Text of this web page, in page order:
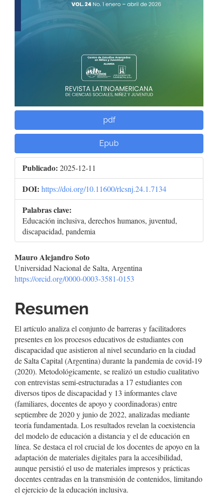
pdf
Epub
Publicado: 2025-12-11
DOI: https://doi.org/10.11600/rlcsnj.24.1.7134
Palabras clave:
Educación inclusiva, derechos humanos, juventud,
discapacidad, pandemia
Contenido
principal
artículo
Mauro Alejandro Soto
Universidad Nacional de Salta, Argentina
https://orcid.org/0000-0003-3581-0153
Resumen
El artículo analiza el conjunto de barreras y facilitadores
presentes en los procesos educativos de estudiantes con
discapacidad que asistieron al nivel secundario en la ciudad
de Salta Capital (Argentina) durante la pandemia de covid-19
(2020). Metodológicamente, se realizó un estudio cualitativo
con entrevistas semi-estructuradas a 17 estudiantes con
diversos tipos de discapacidad y 13 informantes clave
(familiares, docentes de apoyo y coordinadoras) entre
septiembre de 2020 y junio de 2022, analizadas mediante
teoría fundamentada. Los resultados revelan la coexistencia
del modelo de educación a distancia y el de educación en
línea. Se destaca el rol crucial de los docentes de apoyo en la
adaptación de materiales digitales para la accesibilidad,
aunque persistió el uso de materiales impresos y prácticas
docentes centradas en la transmisión de contenidos, limitando
el ejercicio de la educación inclusiva.